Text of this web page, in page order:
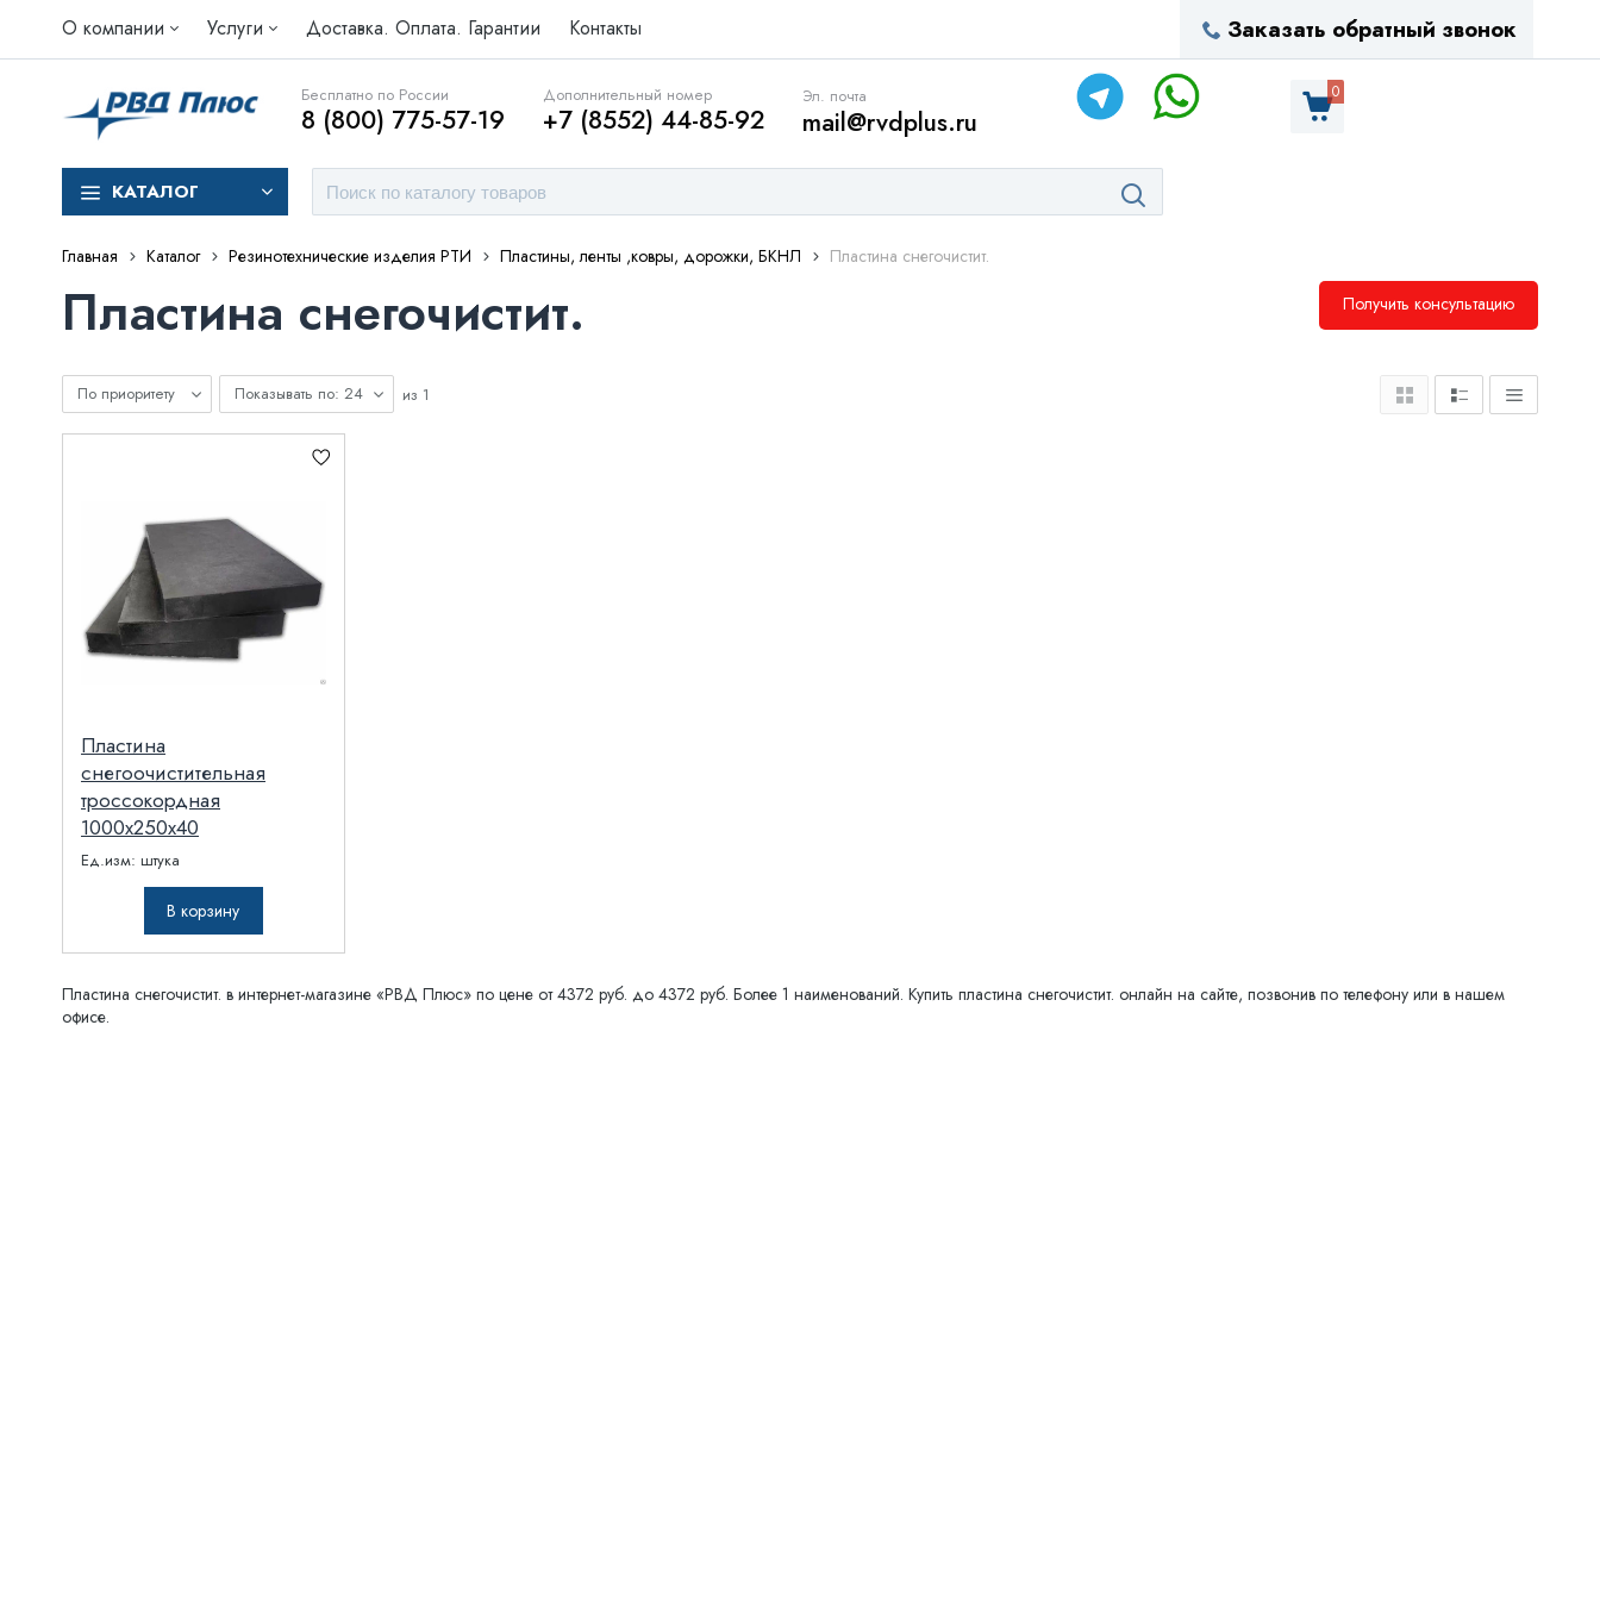
О компании Услуги Доставка. Оплата. Гарантии Контакты Заказать обратный звонок
Бесплатно по России
8 (800) 775-57-19
Дополнительный номер
+7 (8552) 44-85-92
Эл. почта
mail@rvdplus.ru
0
КАТАЛОГ
Главная Каталог Резинотехнические изделия РТИ Пластины, ленты ,ковры, дорожки, БКНЛ
Пластина снегочистит.
Получить консультацию
Пластина снегочистит.
По приоритету Показывать по: 24 из 1
Пластина
снегоочистительная
троссокордная
1000х250х40
Ед.изм: штука
В корзину
Пластина снегочистит. в интернет-магазине «РВД Плюс» по цене от 4372 руб. до 4372 руб. Более 1 наименований. Купить пластина снегочистит. онлайн на сайте, позвонив по телефону или в нашем
офисе.